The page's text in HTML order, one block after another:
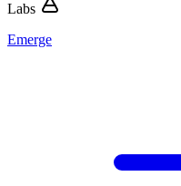
Labs
Emerge